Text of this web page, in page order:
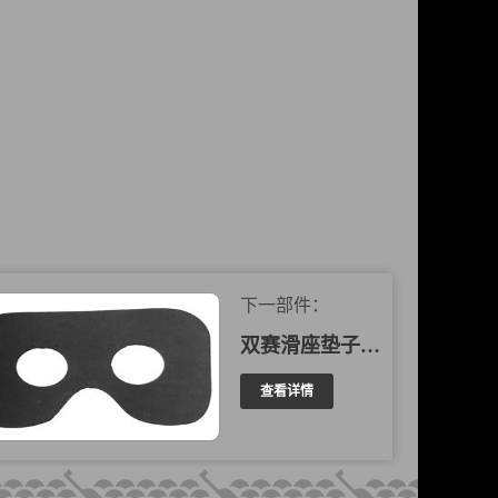
下一部件：
双赛滑座垫子 102016
查看详情